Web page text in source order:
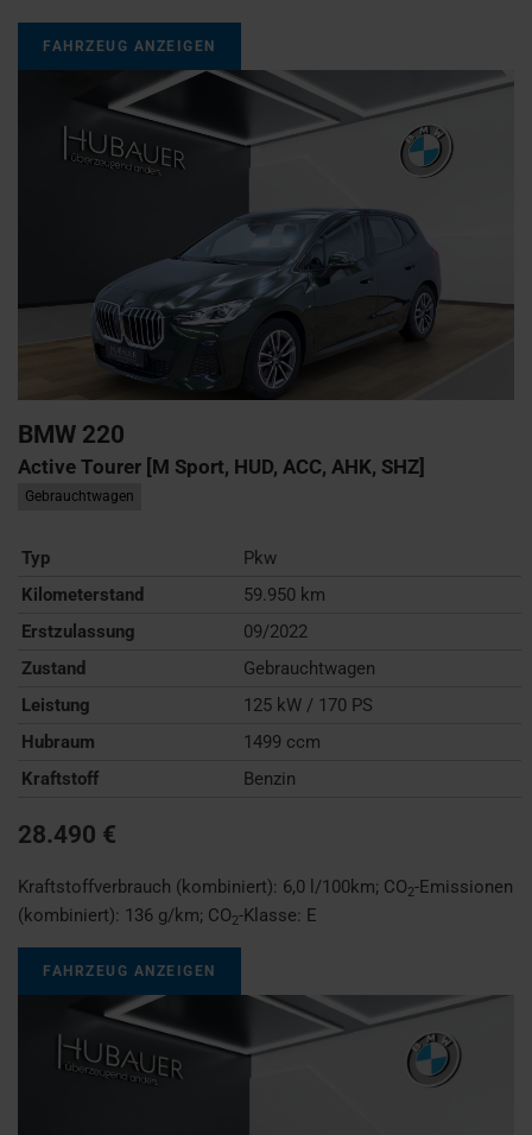
FAHRZEUG ANZEIGEN
BMW 220
Active Tourer [M Sport, HUD, ACC, AHK, SHZ]
Gebrauchtwagen
Typ
Pkw
Kilometerstand
59.950 km
Erstzulassung
09/2022
Zustand
Gebrauchtwagen
Leistung
125 kW / 170 PS
Hubraum
1499 ccm
Kraftstoff
Benzin
28.490 €
Kraftstoffverbrauch (kombiniert): 6,0 l/100km; CO2-Emissionen
(kombiniert): 136 g/km; CO2-Klasse: E
FAHRZEUG ANZEIGEN